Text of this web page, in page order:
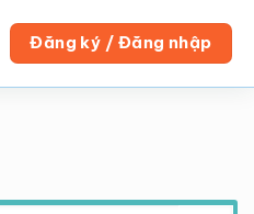
Đăng ký / Đăng nhập